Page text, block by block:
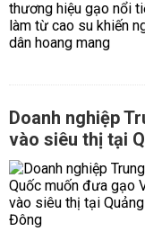
Doanh nghiệp
vào siêu thị tại